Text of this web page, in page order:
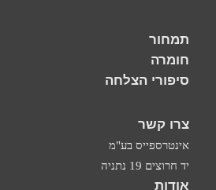
תמחור
חומרה
סיפורי הצלחה
צרו קשר
אינטרספייס בע"מ
יד חרוצים 19 נתניה
אודות